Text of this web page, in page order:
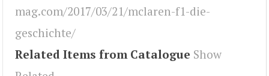
mag.com/2017/03/21/mclaren-f1-die-
geschichte/
Related Items from Catalogue Show